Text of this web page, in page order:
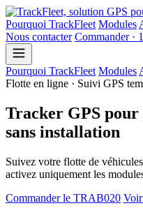
Pourquoi TrackFleet Modules
Nous contacter Commander ·
Pourquoi TrackFleet Modules
Flotte en ligne · Suivi GPS
Tracker GPS
sans installation
Suivez votre flotte de
activez uniquement les
Commander le TRAB020